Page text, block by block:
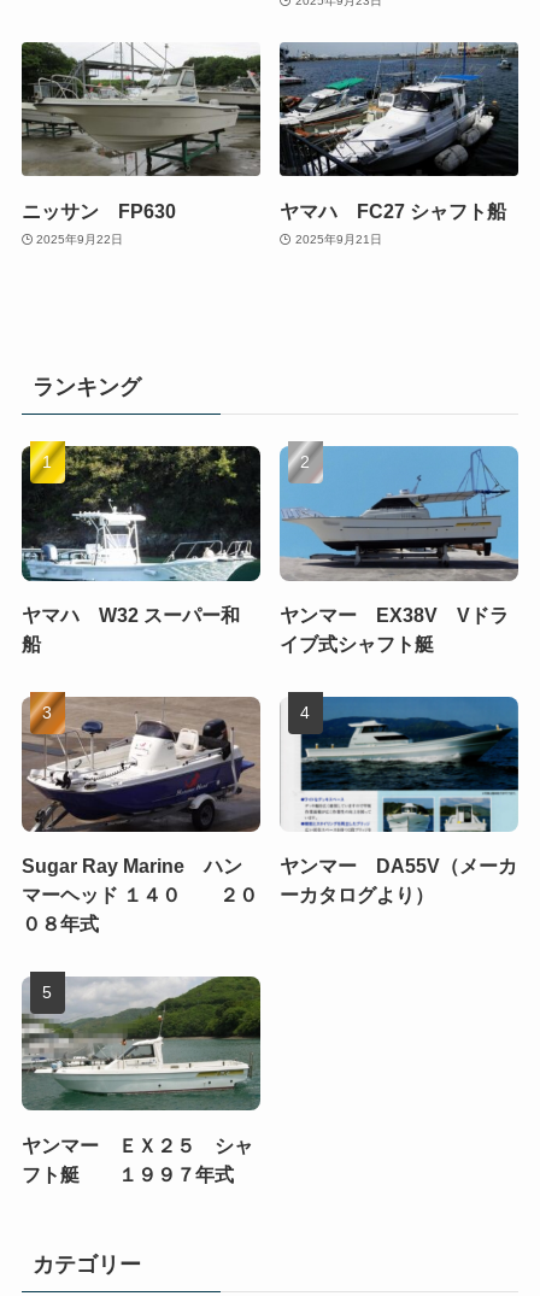
ニッサン FP630
2025年9月22日
ヤマハ FC27 シャフト船
2025年9月21日
ランキング
ヤマハ W32 スーパー和
船
ヤンマー EX38V Vドラ
イブ式シャフト艇
Sugar Ray Marine ハン
マーヘッド １４０ ２０
０８年式
ヤンマー DA55V（メーカ
ーカタログより）
ヤンマー ＥＸ２５ シャ
フト艇 １９９７年式
カテゴリー